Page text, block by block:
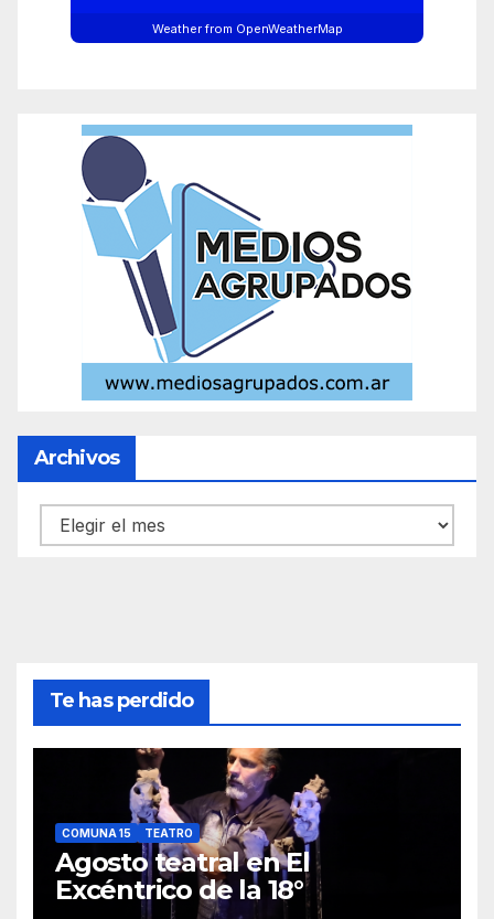
Weather from OpenWeatherMap
Archivos
Archivos
Te has perdido
COMUNA 15 TEATRO
Agosto teatral en El
Excéntrico de la 18°